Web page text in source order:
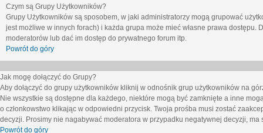
Czym są Grupy Użytkowników?
Grupy Użytkowników są sposobem, w jaki administratorzy mogą grupować
jest możliwe w innych forach) i każda grupa może mieć własne prawa
moderatorów lub dać im dostęp do prywatnego forum itp.
Powrót do góry
Jak mogę dołączyć do Grupy?
Aby dołączyć do grupy użytkowników kliknij w odnośnik grup użytkowników na
Nie wszystkie są dostępne dla każdego, niektóre mogą być zamknięte a inne
o członkowstwo klikając w odpowiedni przycisk. Twoja prośba musi zostać
decyzji. Prosimy nie nagabywać moderatora w przypadku negatywnej decyzji, ma
Powrót do góry